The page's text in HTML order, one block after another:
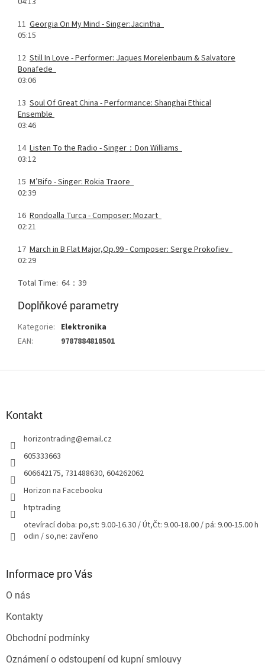
11 Georgia On My Mind -Singer:Jacintha
05:15
12 Still In Love -Performer: Jaques Morelenbaum & Salvatore
Bonafede
03:06
13 Soul Of Great China -Performance: Shanghai Ethical
Ensemble
03:46
14 Listen To the Radio -Singer：Don Williams
03:12
15 M’Bifo -Singer: Rokia Traore
02:39
16 Rondoalla Turca -Composer: Mozart
02:21
17 March in B Flat Major,Op.99 -Composer: Serge Prokofiev
02:29
Total Time: 64：39
Doplňkové parametry
Kategorie: Elektronika
EAN: 9787884818501
Kontakt
horizontrading@email.cz
605333663
606642175, 731488630, 604262062
Horizon na Facebooku
htptrading
otevírací doba: po,st: 9.00-16.30 / Út,Čt: 9.00-18.00 / pá: 9.00-15.00 h
odin / so,ne: zavřeno
Informace pro Vás
O nás
Kontakty
Obchodní podmínky
Oznámení o odstoupení od kupní smlouvy